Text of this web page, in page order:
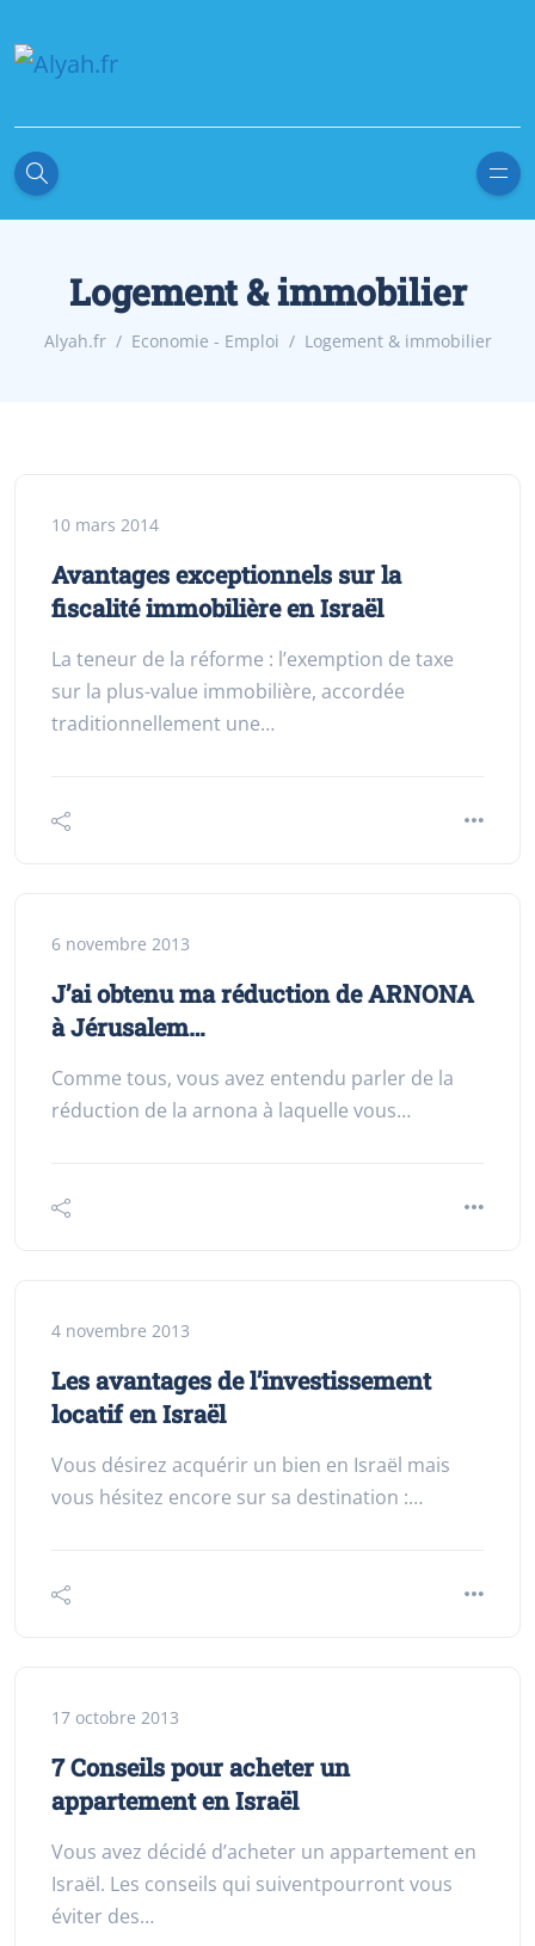
Logement & immobilier
Alyah.fr Economie - Emploi Logement & immobilier
10 mars 2014
Avantages exceptionnels sur la
fiscalité immobilière en Israël
La teneur de la réforme : l’exemption de taxe
sur la plus-value immobilière, accordée
traditionnellement une…
6 novembre 2013
J’ai obtenu ma réduction de ARNONA
à Jérusalem…
Comme tous, vous avez entendu parler de la
réduction de la arnona à laquelle vous…
4 novembre 2013
Les avantages de l’investissement
locatif en Israël
Vous désirez acquérir un bien en Israël mais
vous hésitez encore sur sa destination :…
17 octobre 2013
7 Conseils pour acheter un
appartement en Israël
Vous avez décidé d’acheter un appartement en
Israël. Les conseils qui suiventpourront vous
éviter des…